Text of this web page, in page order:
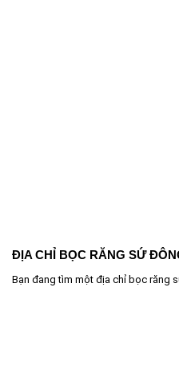
ĐỊA CHỈ BỌC RĂNG SỨ
Bạn đang tìm một địa chỉ bọc răng